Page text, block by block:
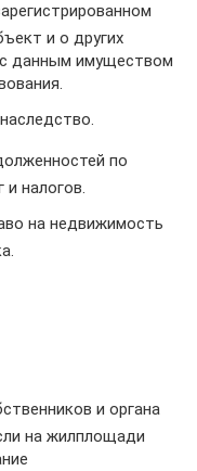
и о других
данным имуществом
по
налогов.
на недвижимость
и органа
на жилплощади